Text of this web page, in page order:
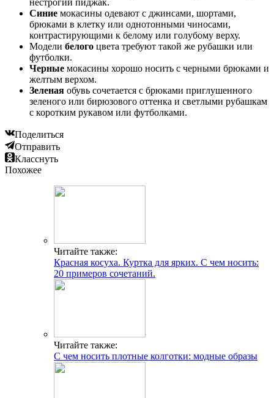
нестрогий пиджак.
Синие мокасины одевают с джинсами, шортами,
брюками в клетку или однотонными чиносами,
контрастирующими к белому или голубому верху.
Модели белого цвета требуют такой же рубашки или
футболки.
Черные мокасины хорошо носить с черными брюками и
желтым верхом.
Зеленая обувь сочетается с брюками приглушенного
зеленого или бирюзового оттенка и светлыми рубашкам
с коротким рукавом или футболками.
Поделиться
Отправить
Класснуть
Похожее
Читайте также:
Красная косуха. Куртка для ярких. С чем носить:
20 примеров сочетаний.
Читайте также:
С чем носить плотные колготки: модные образы